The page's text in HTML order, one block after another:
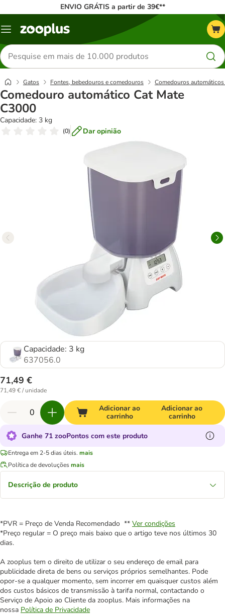
ENVIO GRÁTIS a partir de 39€**
Menu
Pesquisar
produtos
Gatos Fontes, bebedouros e comedouros Comedouros
Comedouro automático Cat Mate
C3000
Capacidade: 3 kg
(0) Dar opinião
Capacidade: 3 kg
637056.0
71,49 €
71,49 € / unidade
Adicionar ao
carrinho
Adicionar ao
carrinho
Ganhe 71 zooPontos com este produto
Entrega em 2-5 dias úteis. mais
Política de devoluçõesmais
Descrição de produto
*PVR = Preço de Venda Recomendado ** Ver condições
*Preço regular = O preço mais baixo que o artigo teve nos últimos 30
dias.
A zooplus tem o direito de utilizar o seu endereço de email para
publicidade direta de bens ou serviços próprios semelhantes. Pode
opor-se a qualquer momento, sem incorrer em quaisquer custos além
dos custos básicos de transmissão à tarifa normal, contactando o
Serviço de Apoio ao Cliente da zooplus. Mais informações na
nossa Política de Privacidade